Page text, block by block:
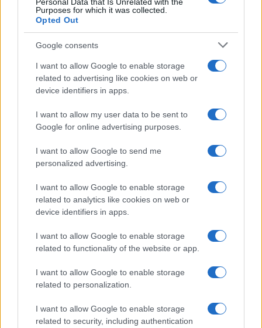
Purposes for which it was collected.
Opted Out
Google consents
I want to allow Google to enable storage
related to advertising like cookies on web or
device identifiers in apps.
I want to allow my user data to be sent to
Google for online advertising purposes.
I want to allow Google to send me
personalized advertising.
I want to allow Google to enable storage
related to analytics like cookies on web or
device identifiers in apps.
I want to allow Google to enable storage
related to functionality of the website or app.
I want to allow Google to enable storage
related to personalization.
I want to allow Google to enable storage
related to security, including authentication